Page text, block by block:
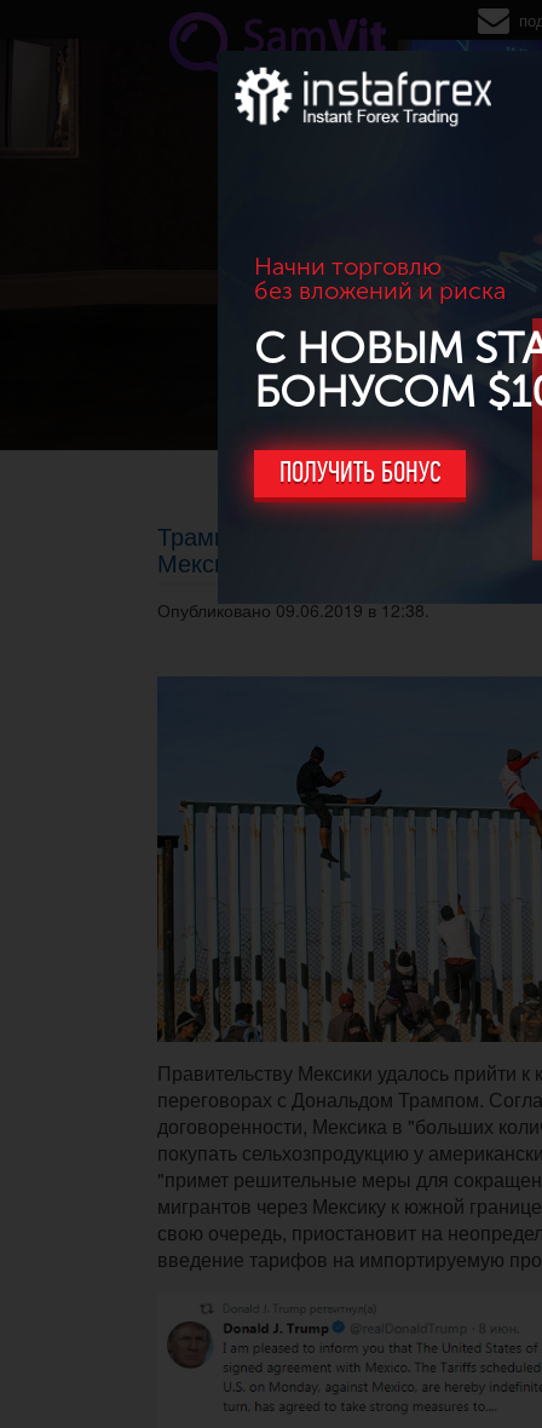
Перейти к основному содержанию
Начни торговлю
без вложений и риска
С НОВЫМ
БОНУСОМ
ПОЛУЧИТЬ БОНУС
Трамп не станет вводить
Мексики
Опубликовано 09.06.2019 в 12:38.
Правительству Мексики удалось прийти к
переговорах с Дональдом Трампом.
договоренности, Мексика в "больших
покупать сельхозпродукцию у
"примет решительные меры для
мигрантов через Мексику к южной
свою очередь, приостановит на
введение тарифов на импортируемую